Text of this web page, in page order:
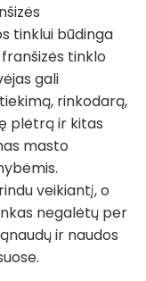
tinklui būdinga
tinklo
gali
rinkodarą,
plėtrą ir kitas
masto
veikiantį, o
negalėtų per
ir naudos